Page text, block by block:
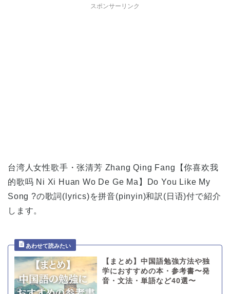
スポンサーリンク
台湾人女性歌手・张清芳 Zhang Qing Fang【你喜欢我
的歌吗 Ni Xi Huan Wo De Ge Ma】Do You Like My
Song ?の歌詞(lyrics)を拼音(pinyin)和訳(日语)付で紹介
します。
【まとめ】中国語勉強方法や独
学におすすめの本・参考書〜発
音・文法・単語など40選〜